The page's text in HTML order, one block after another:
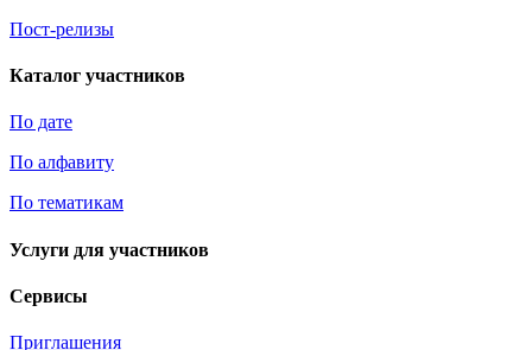
Пост-релизы
Каталог участников
По дате
По алфавиту
По тематикам
Услуги для участников
Сервисы
Приглашения